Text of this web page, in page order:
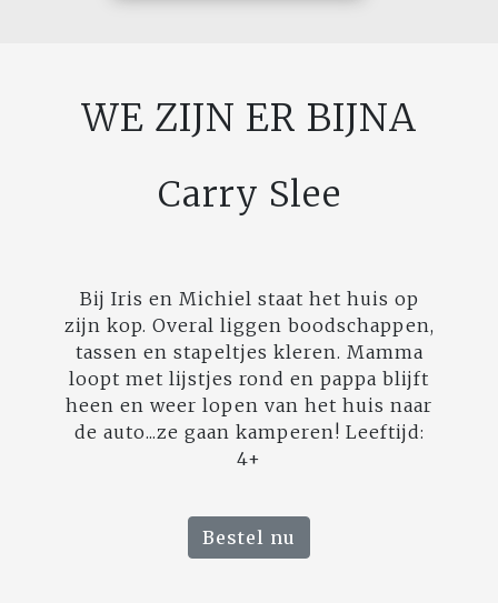
WE ZIJN ER BIJNA
Carry Slee
Bij Iris en Michiel staat het huis op
zijn kop. Overal liggen boodschappen,
tassen en stapeltjes kleren. Mamma
loopt met lijstjes rond en pappa blijft
heen en weer lopen van het huis naar
de auto...ze gaan kamperen! Leeftijd:
4+
Bestel nu